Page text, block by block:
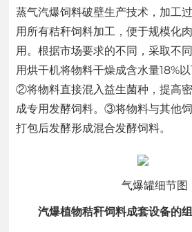
蒸气汽爆饲料破壁生产技术，加工
用所有秸秆饲料加工，便于规模化
用。根据市场要求的不同，采取不
用烘干机将物料干燥成含水量18%以
②将物料直接混入益生菌种，提高
成专用发酵饲料。③将物料与其他
打包后发酵形成混合发酵饲料。
气爆罐细节图
汽爆植物秸秆饲料成套设备的